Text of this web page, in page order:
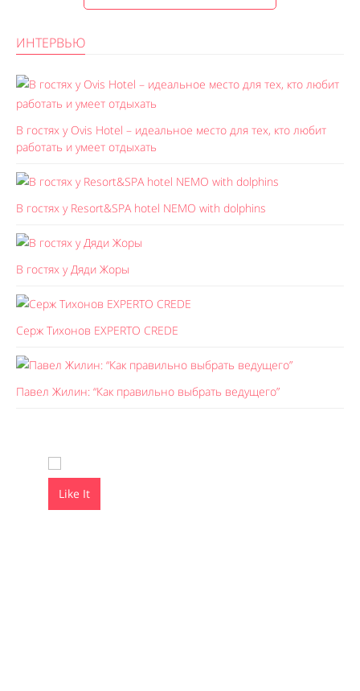
ИНТЕРВЬЮ
В гостях у Ovis Hotel – идеальное место для тех, кто любит
работать и умеет отдыхать
В гостях у Resort&SPA hotel NEMO with dolphins
В гостях у Дяди Жоры
Серж Тихонов EXPERTO CREDE
Павел Жилин: “Как правильно выбрать ведущего”
Like It